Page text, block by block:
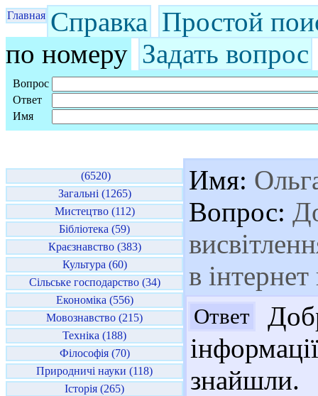
Главная Справка Простой
по номеру Задать вопрос
Вопрос
Ответ
Имя
(6520)
Загальні (1265)
Мистецтво (112)
Бібліотека (59)
Краєзнавство (383)
Культура (60)
Сільське господарство (34)
Економіка (556)
Мовознавство (215)
Техніка (188)
Філософія (70)
Природничі науки (118)
Історія (265)
Имя:
Вопрос:
в
Ответ